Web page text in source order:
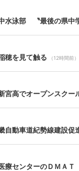
水泳部 〝最後の県中
穂を見て触る （12時間前）
高でオープンスクー
動車道紀勢線建設促
センターのＤＭＡＴ